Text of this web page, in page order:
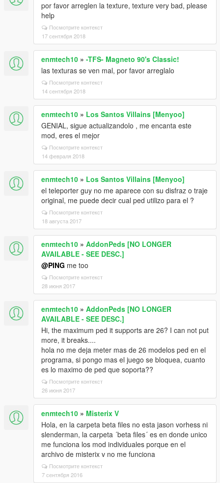
por favor arreglen la texture, texture very bad, please
help
Посмотрите контекст
17 сентября 2018
enmtech10 » -TFS- Magneto 90's Classic!
las texturas se ven mal, por favor arreglalo
Посмотрите контекст
14 сентября 2018
enmtech10 » Los Santos Villains [Menyoo]
GENIAL, sigue actualizandolo , me encanta este
mod, eres el mejor
Посмотрите контекст
14 февраля 2018
enmtech10 » Los Santos Villains [Menyoo]
el teleporter guy no me aparece con su disfraz o traje
original, me puede decir cual ped utilizo para el ?
Посмотрите контекст
18 августа 2017
enmtech10 » AddonPeds [NO LONGER
AVAILABLE - SEE DESC.]
@PING me too
Посмотрите контекст
28 июня 2017
enmtech10 » AddonPeds [NO LONGER
AVAILABLE - SEE DESC.]
Hi, the maximum ped it supports are 26? I can not put
more, it breaks....
hola no me deja meter mas de 26 modelos ped en el
programa, si pongo mas el juego se bloquea, cuanto
es lo maximo de ped que soporta??
Посмотрите контекст
26 июня 2017
enmtech10 » Misterix V
Hola, en la carpeta beta files no esta jason vorhess ni
slenderman, la carpeta ´beta files´ es en donde unico
me funciona los mod individuales porque en el
archivo de misterix v no me funciona
Посмотрите контекст
7 сентября 2016